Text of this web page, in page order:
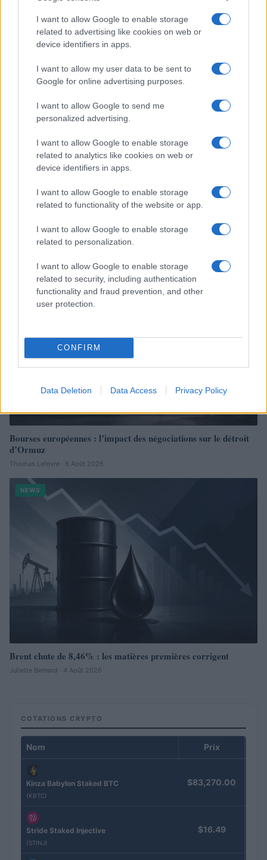
I want to allow Google to enable storage
related to advertising like cookies on web or
device identifiers in apps.
I want to allow my user data to be sent to
Google for online advertising purposes.
I want to allow Google to send me
personalized advertising.
I want to allow Google to enable storage
related to analytics like cookies on web or
device identifiers in apps.
I want to allow Google to enable storage
related to functionality of the website or app.
I want to allow Google to enable storage
related to personalization.
I want to allow Google to enable storage
related to security, including authentication
functionality and fraud prevention, and other
user protection.
CONFIRM
Data Deletion Data Access Privacy Policy
Continuez la lecture
résilient
Juliette Bernard · 6 Août 2026
Bourses européennes : l’impact des négociations sur le détroit
d’Ormuz
Thomas Lefevre · 6 Août 2026
NEWS
Brent chute de 8,46% : les matières premières corrigent
Juliette Bernard · 4 Août 2026
COTATIONS CRYPTO
Nom Prix
Kinza Babylon Staked BTC
(KBTC)
$83,270.00
Stride Staked Injective
(STINJ)
$16.49